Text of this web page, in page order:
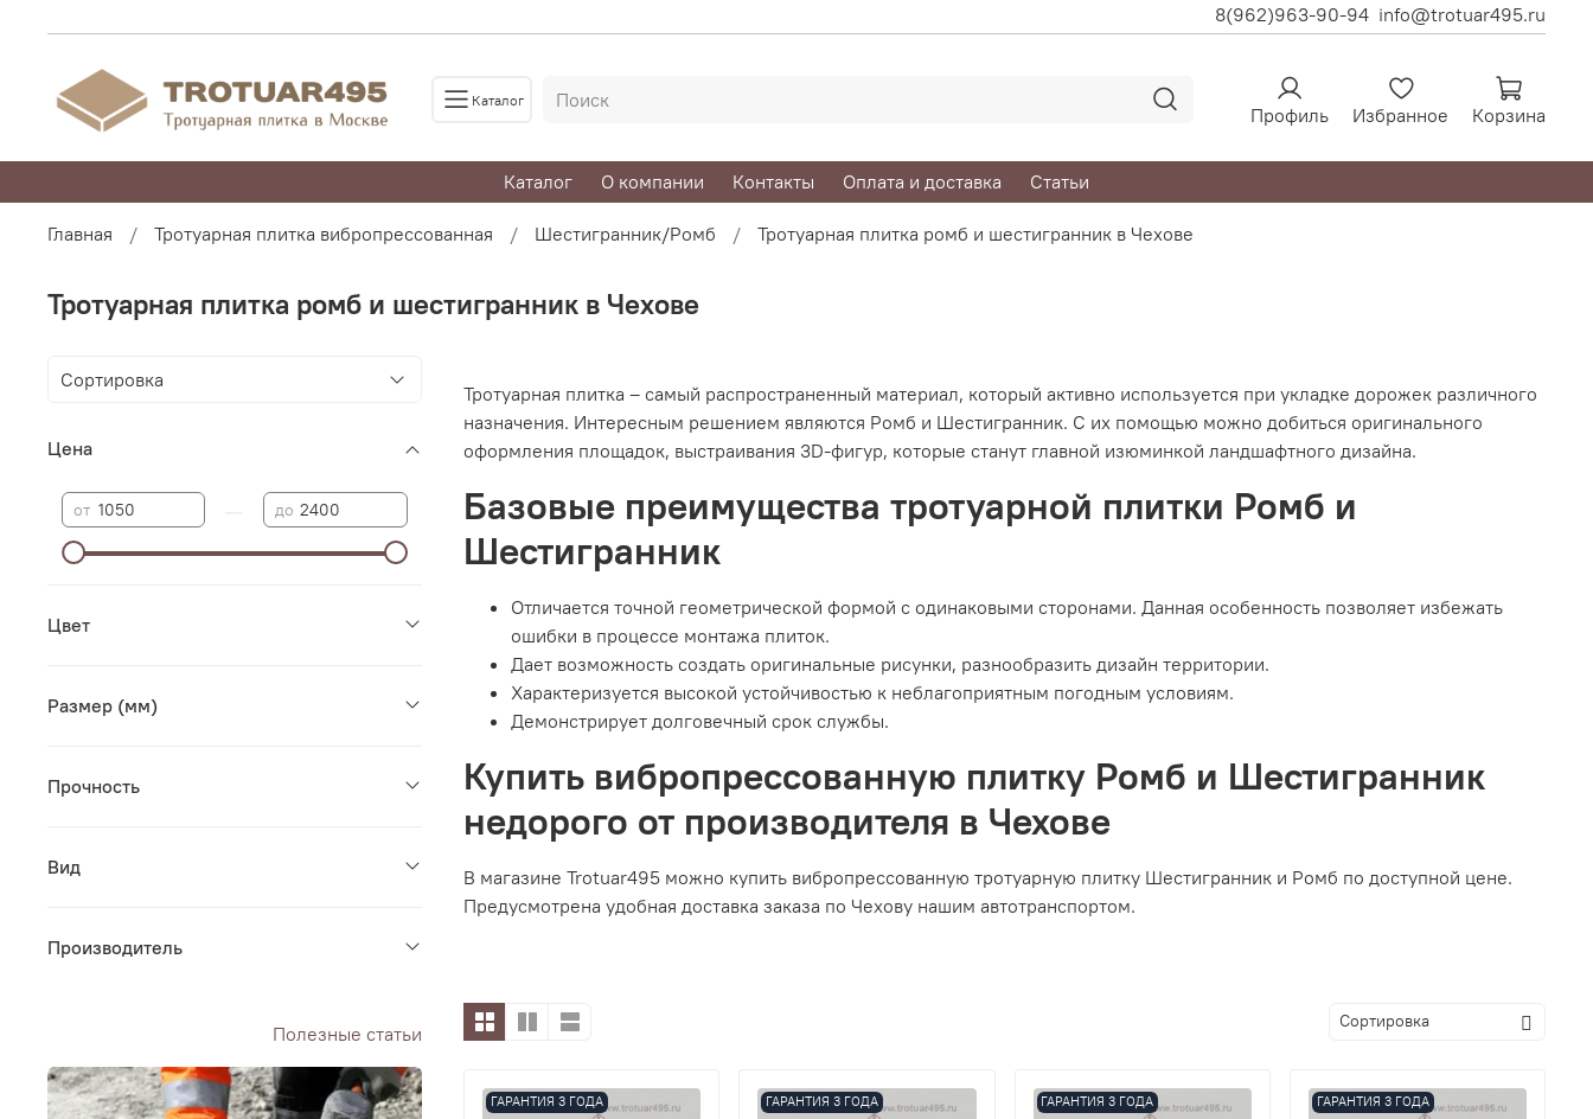
8(962)963-90-94 info@trotuar495.ru
Каталог
Профиль Избранное Корзина
Каталог О компании Контакты Оплата и доставка Статьи
Главная Тротуарная плитка вибропрессованная Шестигранник/Ромб Тротуарная плитка ромб и шестигранник в Чехове
Тротуарная плитка ромб и шестигранник в Чехове
Тротуарная плитка – самый распространенный материал, который активно используется при укладке дорожек различного
назначения. Интересным решением являются Ромб и Шестигранник. С их помощью можно добиться оригинального
оформления площадок, выстраивания 3D-фигур, которые станут главной изюминкой ландшафтного дизайна.
Базовые преимущества тротуарной плитки Ромб и
Шестигранник
Отличается точной геометрической формой с одинаковыми сторонами. Данная особенность позволяет избежать
ошибки в процессе монтажа плиток.
Дает возможность создать оригинальные рисунки, разнообразить дизайн территории.
Характеризуется высокой устойчивостью к неблагоприятным погодным условиям.
Демонстрирует долговечный срок службы.
Купить вибропрессованную плитку Ромб и Шестигранник
недорого от производителя в Чехове
В магазине Trotuar495 можно купить вибропрессованную тротуарную плитку Шестигранник и Ромб по доступной цене.
Предусмотрена удобная доставка заказа по Чехову нашим автотранспортом.
ГАРАНТИЯ 3 ГОДА ГАРАНТИЯ 3 ГОДА ГАРАНТИЯ 3 ГОДА ГАРАНТИЯ 3 ГОДА
Цена
от до
Цвет
Размер (мм)
Прочность
Вид
Производитель
Полезные статьи